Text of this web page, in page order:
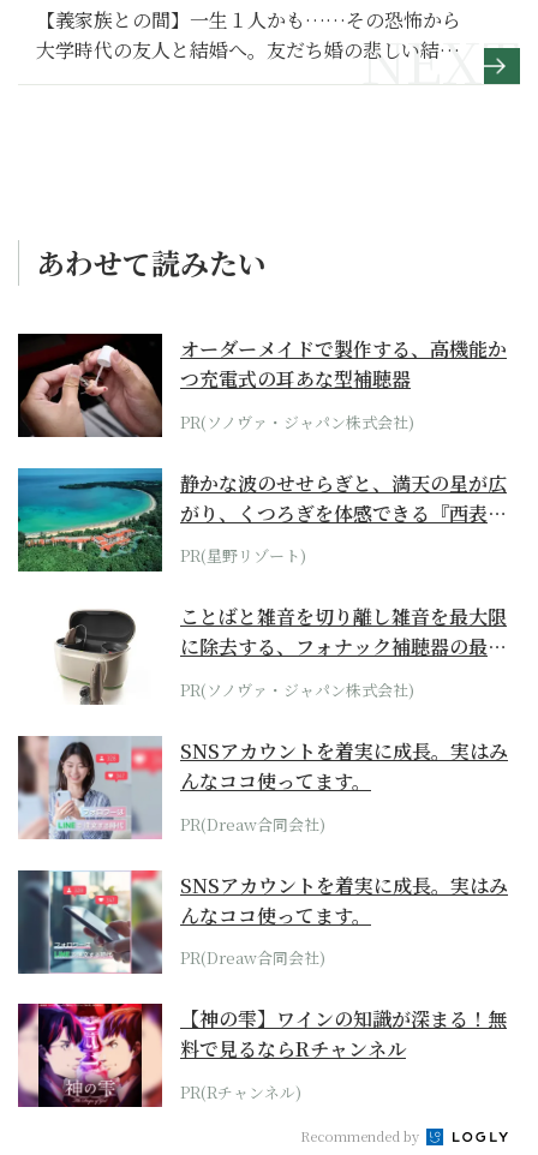
【義家族との間】一生１人かも……その恐怖から
大学時代の友人と結婚へ。友だち婚の悲しい結末
～その２～
あわせて読みたい
オーダーメイドで製作する、高機能か
つ充電式の耳あな型補聴器
PR(ソノヴァ・ジャパン株式会社)
静かな波のせせらぎと、満天の星が広
がり、くつろぎを体感できる『西表島
ホテル by...
PR(星野リゾート)
ことばと雑音を切り離し雑音を最大限
に除去する、フォナック補聴器の最上
位モデル
PR(ソノヴァ・ジャパン株式会社)
SNSアカウントを着実に成長。実はみ
んなココ使ってます。
PR(Dreaw合同会社)
SNSアカウントを着実に成長。実はみ
んなココ使ってます。
PR(Dreaw合同会社)
【神の雫】ワインの知識が深まる！無
料で見るならRチャンネル
PR(Rチャンネル)
Recommended by